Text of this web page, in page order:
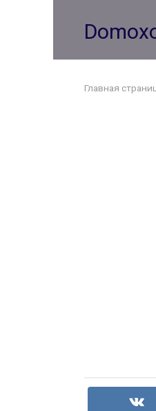
Главная